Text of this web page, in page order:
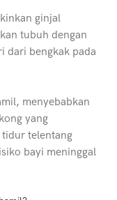
ginjal
tubuh dengan
dari bengkak pada
menyebabkan
yang
telentang
bayi meninggal